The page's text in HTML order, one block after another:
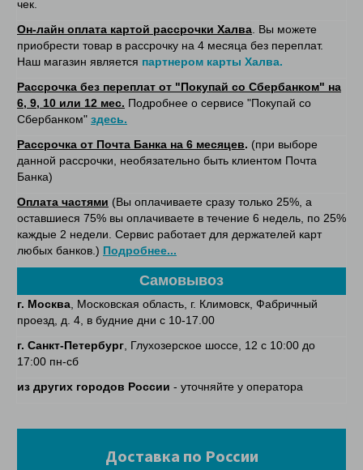
чек.
Он-лайн оплата картой рассрочки Халва. Вы можете
приобрести товар в рассрочку на 4 месяца без переплат.
Наш магазин является партнером карты Халва.
Рассрочка без переплат от "Покупай со Сбербанком" на
6, 9, 10 или 12 мес. Подробнее о сервисе "Покупай со
Сбербанком" здесь.
Рассрочка от Почта Банка на 6 месяцев. (при выборе
данной рассрочки, необязательно быть клиентом Почта
Банка)
Оплата частями (Вы оплачиваете сразу только 25%, а
оставшиеся 75% вы оплачиваете в течение 6 недель, по 25%
каждые 2 недели. Сервис работает для держателей карт
любых банков.) Подробнее...
Самовывоз
г. Москва, Московская область, г. Климовск, Фабричный
проезд, д. 4, в будние дни с 10-17.00
г. Санкт-Петербург, Глухозерское шоссе, 12 с 10:00 до
17:00 пн-сб
из других городов России - уточняйте у оператора
Доставка по России